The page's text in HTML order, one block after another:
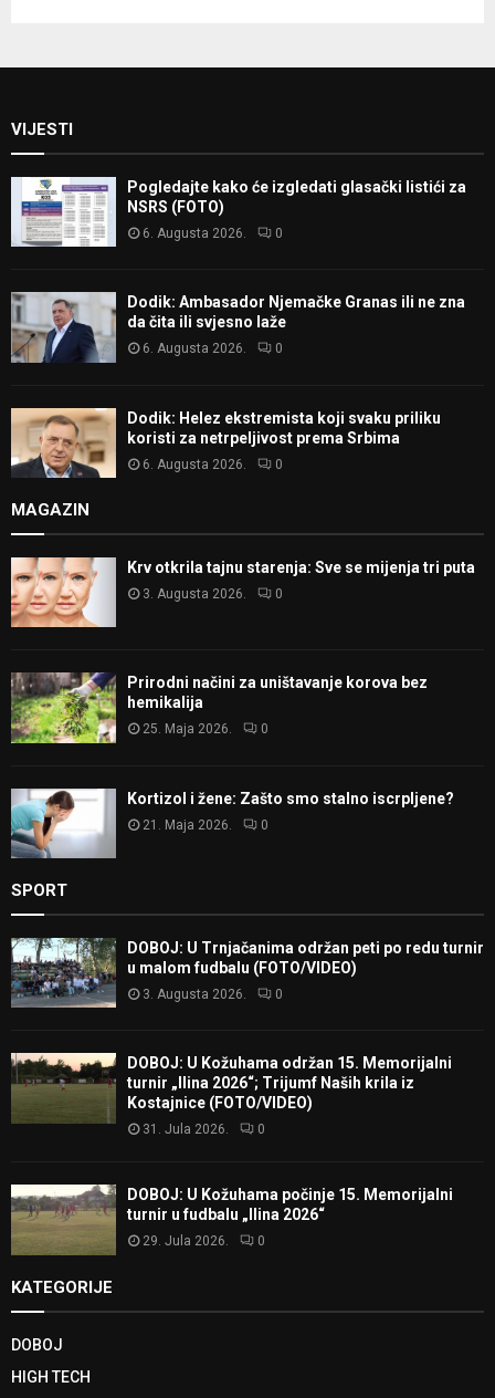
VIJESTI
Pogledajte kako će izgledati glasački listići za
NSRS (FOTO)
6. Augusta 2026. 0
Dodik: Ambasador Njemačke Granas ili ne zna
da čita ili svjesno laže
6. Augusta 2026. 0
Dodik: Helez ekstremista koji svaku priliku
koristi za netrpeljivost prema Srbima
6. Augusta 2026. 0
MAGAZIN
Krv otkrila tajnu starenja: Sve se mijenja tri puta
3. Augusta 2026. 0
Prirodni načini za uništavanje korova bez
hemikalija
25. Maja 2026. 0
Kortizol i žene: Zašto smo stalno iscrpljene?
21. Maja 2026. 0
SPORT
DOBOJ: U Trnjačanima održan peti po redu turnir
u malom fudbalu (FOTO/VIDEO)
3. Augusta 2026. 0
DOBOJ: U Kožuhama održan 15. Memorijalni
turnir „Ilina 2026“; Trijumf Naših krila iz
Kostajnice (FOTO/VIDEO)
31. Jula 2026. 0
DOBOJ: U Kožuhama počinje 15. Memorijalni
turnir u fudbalu „Ilina 2026“
29. Jula 2026. 0
KATEGORIJE
DOBOJ
HIGH TECH